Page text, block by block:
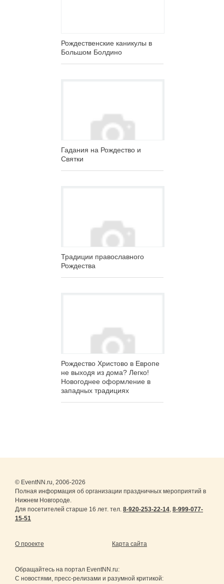
Рождественские каникулы в
Большом Болдино
Гадания на Рождество и
Святки
Традиции православного
Рождества
Рождество Христово в Европе
не выходя из дома? Легко!
Новогоднее оформление в
западных традициях
© EventNN.ru, 2006-2026
Полная информация об организации праздничных мероприятий в
Нижнем Новгороде.
Для посетителей старше 16 лет. тел. 8-920-253-22-14, 8-999-077-
15-51
О проекте Карта сайта
Обращайтесь на портал EventNN.ru:
С новостями, пресс-релизами и разумной критикой: